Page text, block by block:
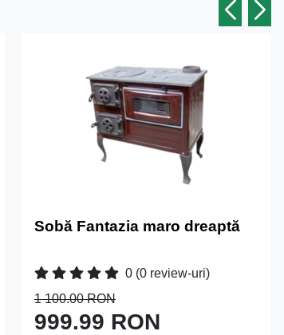
Sobă Fantazia maro dreaptă
0 (0 review-uri)
1 100.00 RON
999.99 RON